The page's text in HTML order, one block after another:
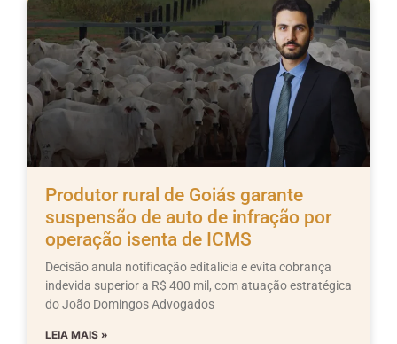
Produtor rural de Goiás garante
suspensão de auto de infração por
operação isenta de ICMS
Decisão anula notificação editalícia e evita cobrança
indevida superior a R$ 400 mil, com atuação estratégica
do João Domingos Advogados
LEIA MAIS »